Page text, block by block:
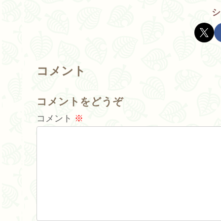
コメント
コメントをどうぞ
コメント ※